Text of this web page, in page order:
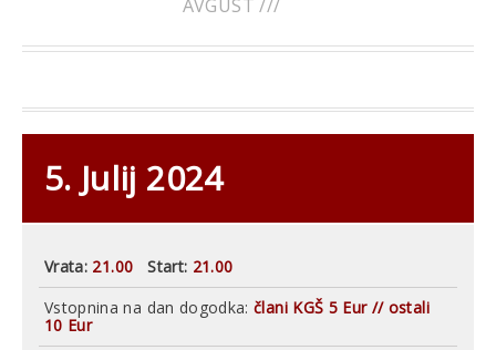
AVGUST ///
5. Julij 2024
Vrata: 21.00 Start: 21.00
Vstopnina na dan dogodka:člani KGŠ 5 Eur // ostali
10 Eur